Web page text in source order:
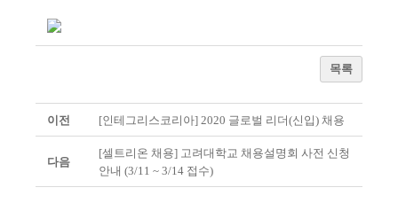
목록
이전 [인테그리스코리아] 2020 글로벌 리더(신입) 채용
다음
[셀트리온 채용] 고려대학교 채용설명회 사전 신청
안내 (3/11 ~ 3/14 접수)